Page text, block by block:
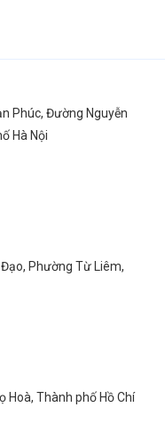
Phúc, Đường Nguyễn
Hà Nội
Phường Từ Liêm,
Hoà, Thành phố Hồ Chí